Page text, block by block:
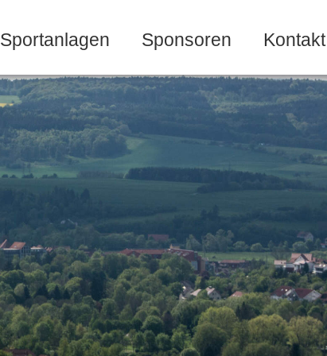
Sportanlagen Sponsoren Kontakt